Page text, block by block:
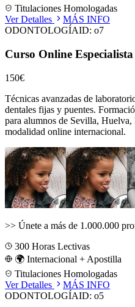
Titulaciones Homologadas
Ver Detalles
MÁS INFO
ODONTOLOGÍAID: o7
Curso Online
150€
Técnicas avanzadas de
dentales fijas y puentes.
para alumnos de Sevilla, Huelva,
modalidad online internacional.
>> Únete a más de 1.000.000
300 Horas Lectivas
🌍 Internacional + Apostilla
Titulaciones Homologadas
Ver Detalles
MÁS INFO
ODONTOLOGÍAID: o5